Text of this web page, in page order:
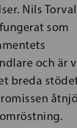
Nils
som
och är
breda